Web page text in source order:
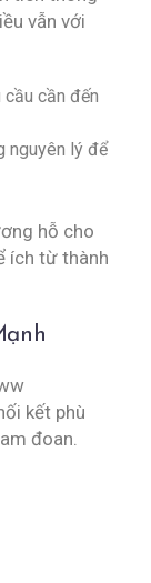
vẫn với
cầu cần đến
nguyên lý để
hỗ cho
ích từ thành
kết phù
đoan.